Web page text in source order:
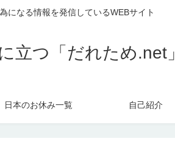
になる情報を発信しているWEBサイト
立つ「だれため.net」
日本のお休み一覧 自己紹介